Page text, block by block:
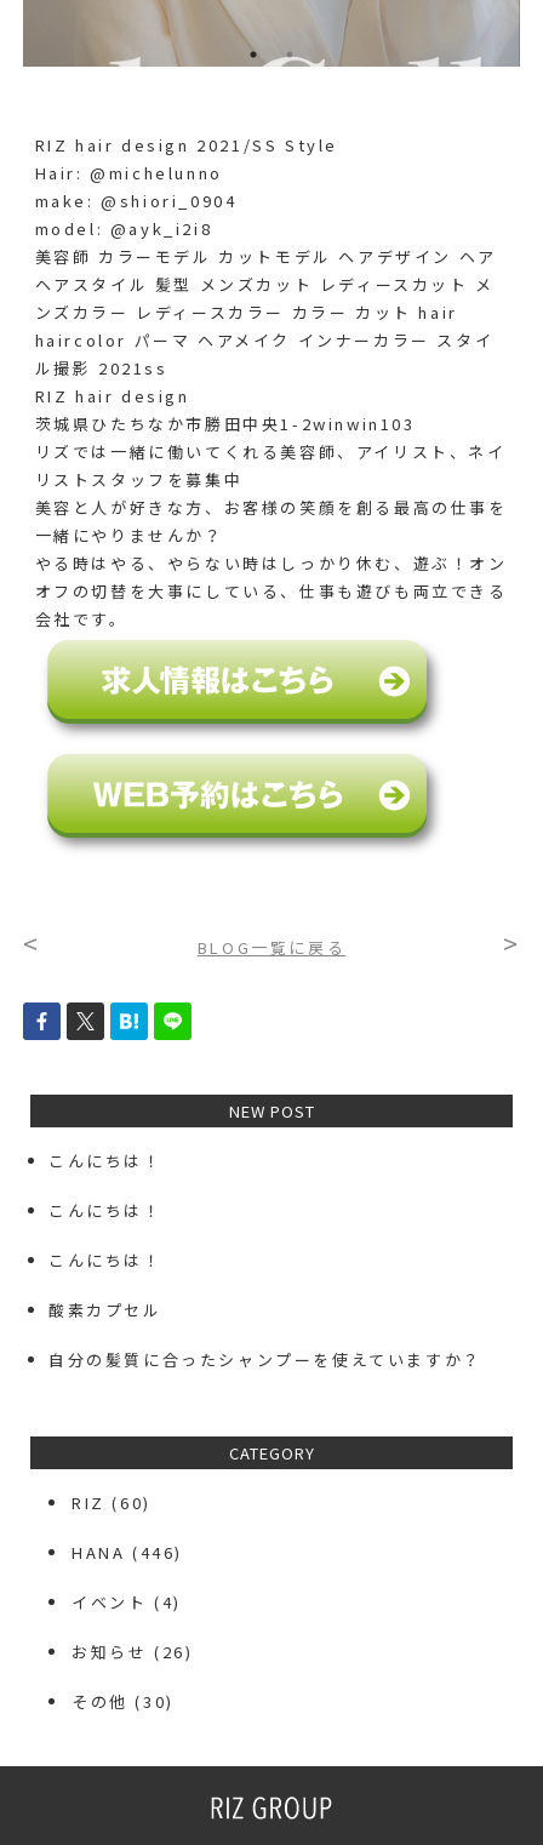
RIZ hair design 2021/SS Style
Hair: @michelunno
make: @shiori_0904
model: @ayk_i2i8
美容師 カラーモデル カットモデル ヘアデザイン ヘア
ヘアスタイル 髪型 メンズカット レディースカット メ
ンズカラー レディースカラー カラー カット hair
haircolor パーマ ヘアメイク インナーカラー スタイ
ル撮影 2021ss
RIZ hair design
茨城県ひたちなか市勝田中央1-2winwin103
リズでは一緒に働いてくれる美容師、アイリスト、ネイ
リストスタッフを募集中
美容と人が好きな方、お客様の笑顔を創る最高の仕事を
一緒にやりませんか？
やる時はやる、やらない時はしっかり休む、遊ぶ！オン
オフの切替を大事にしている、仕事も遊びも両立できる
会社です。
< BLOG一覧に戻る >
NEW POST
こんにちは！
こんにちは！
こんにちは！
酸素カプセル
自分の髪質に合ったシャンプーを使えていますか？
CATEGORY
RIZ (60)
HANA (446)
イベント (4)
お知らせ (26)
その他 (30)